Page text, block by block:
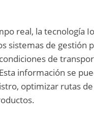
real, la tecnología
sistemas de gestión
de
información se
optimizar rutas